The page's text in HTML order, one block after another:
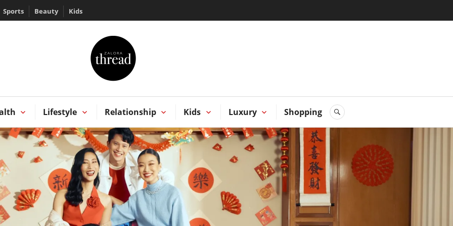
Sports Beauty Kids
by ZALORA Hong
Kong
Lifestyle Relationship Kids Luxury Shopping SEARCH